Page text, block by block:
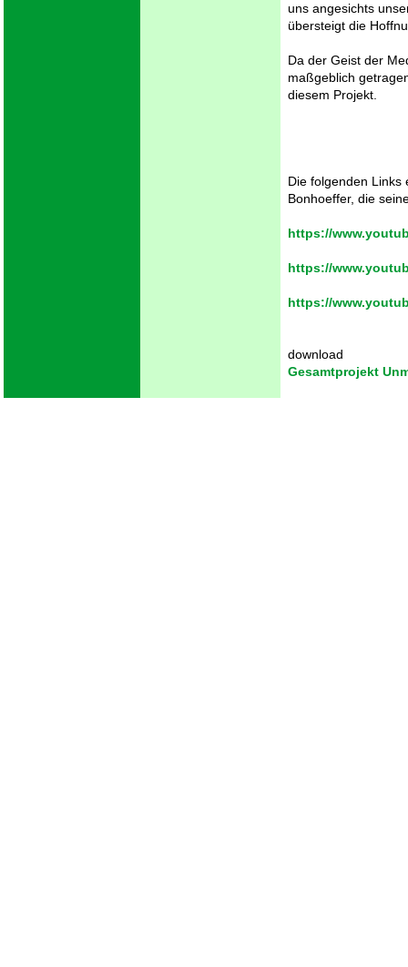
uns angesichts
übersteigt die
Da der Geist der
maßgeblich
diesem Projekt.
Die folgenden Links
Bonhoeffer, die
https://
https://
https://
download
Gesamtprojekt